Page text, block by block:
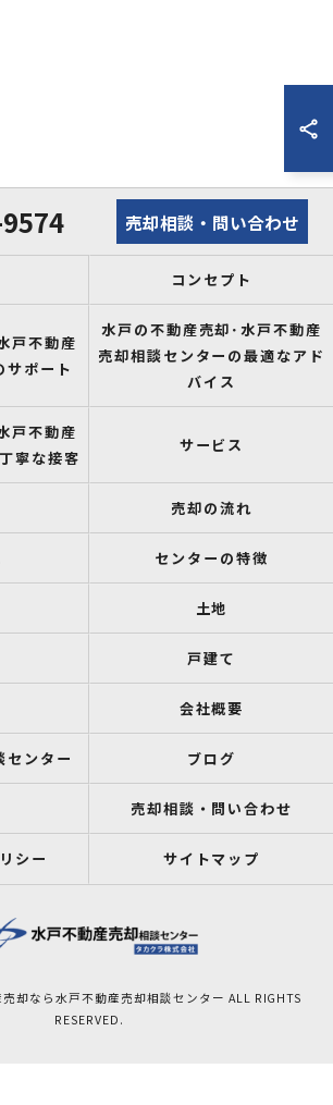
売却相談・問い合わせ
コンセプト
戸不動産
サポート
水戸の不動産売却･水戸不動産
売却相談センターの最適なアド
バイス
戸不動産
寧な接客
サービス
売却の流れ
センターの特徴
土地
戸建て
会社概要
センター ブログ
売却相談・問い合わせ
シー サイトマップ
却なら水戸不動産売却相談センター ALL RIGHTS
RESERVED.